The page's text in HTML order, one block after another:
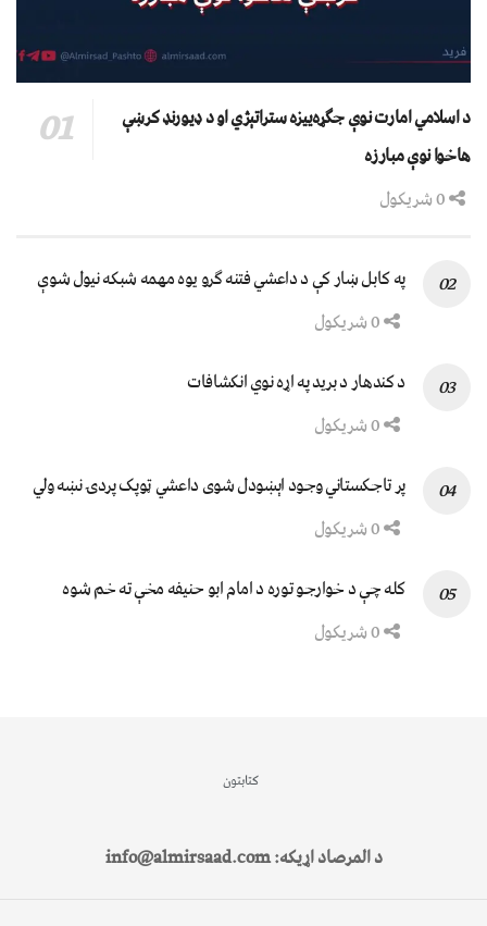
د اسلامي امارت نوې جګړه‌ییزه ستراتېژي او د ډیورنډ کرښې
هاخوا نوې مبارزه
په کابل ښار کې د داعشي فتنه ګرو يوه مهمه شبکه نيول شوې
د کندهار د برید په اړه نوي انکشافات
پر تاجکستاني وجود اېښودل شوی داعشي ټوپک پردۍ نښه ولي
کله چې د خوارجو توره د امام ابو حنیفه مخې ته خم شوه
کتابتون
د المرصاد اړیکه: info@almirsaad.com